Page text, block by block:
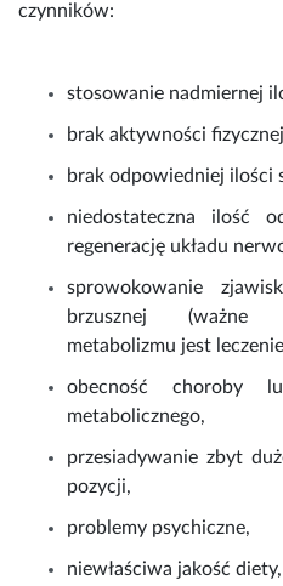
czynników:
stosowanie nadmiernej
brak aktywności
brak odpowiedniej ilości
niedostateczna ilość
regenerację układu
sprowokowanie
brzusznej (ważne
metabolizmu jest
obecność choroby
metabolicznego,
przesiadywanie zbyt
pozycji,
problemy psychiczne,
niewłaściwa jakość diety,